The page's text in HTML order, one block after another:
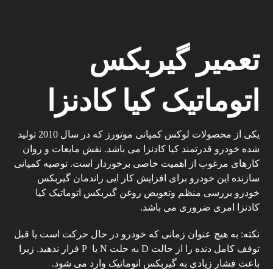
تعمیر گیربکس
اتوماتیک کیا کادنزا
یکی از محصولات لوکس کمپانی موتورز که در سال 2010 تولید
شده خودرو قدرتمند کیا کادنزا می باشد. نقش مایعات و روان
کارهای مرغوب از اهمیت خاصی برخوردار است. توصیه کمپانی
سازنده این خودرو برای افزایش کار ایی راندمان گیربکس
خودرو بررسی منظم وتعویض روغن گیربکس اتوماتیک کیا
کادنزا امری ضروری می باشد.
نکته: به هیچ عنوان زمانی که خودرو در حال حرکت است یا قبل
توقف کامل دنده را از حالت D به حلت N یا P قرار ندهید. زیرا
باعث فشار زیادی به گیربکس اتوماتیک وارد می شود.